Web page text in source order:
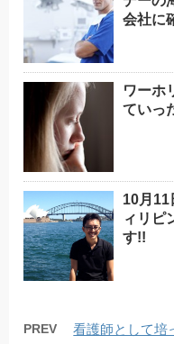
会社に
ワーホ
ていっ
10月11
ィリピ
す!!
PREV
看護師として培